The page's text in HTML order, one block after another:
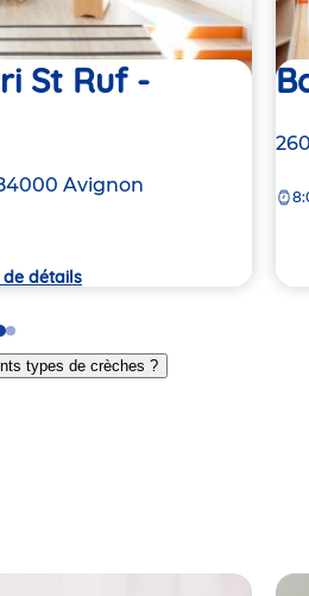
St Ruf -
Avignon
détails
la
Go
to
slide
Go
to
slidetypes de crèches ?